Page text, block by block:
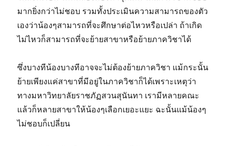
มากยิ่งกว่าไม่ชอบ รวมทั้งประเมินความสามารถของตัว
เองว่าน้องๆสามารถที่จะศึกษาต่อไหวหรือเปล่า ถ้าเกิด
ไม่ไหวก็สามารถที่จะย้ายสาขาหรือย้ายภาควิชาได้
ซึ่งบางทีน้องบางทีอาจจะไม่ต้องย้ายภาควิชา แม้กระนั้น
ย้ายเพียงแค่สาขาที่มีอยู่ในภาควิชาก็ได้เพราะเหตุว่า
ทางมหาวิทยาลัยราชภัฏสวนสุนันทา เรามีหลายคณะ
แล้วก็หลายสาขาให้น้องๆเลือกเยอะแยะ ฉะนั้นแม้น้องๆ
ไม่ชอบก็เปลี่ยน